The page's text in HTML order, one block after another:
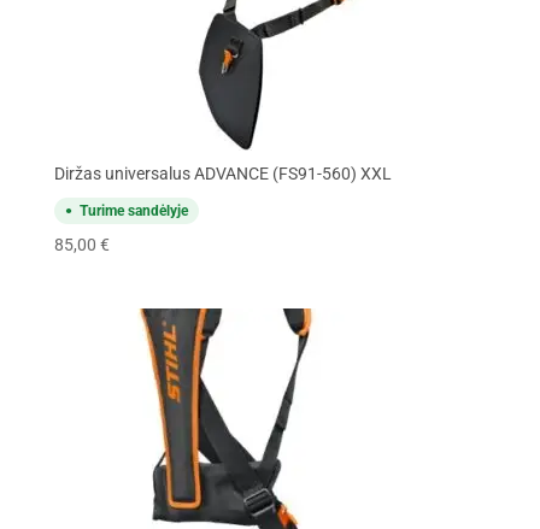
Diržas universalus ADVANCE (FS91-560) XXL
Turime sandėlyje
85,00 €